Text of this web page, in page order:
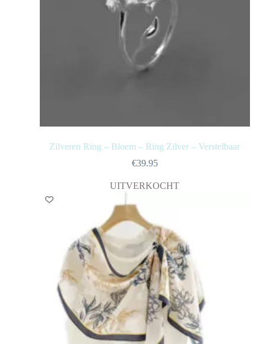
Zilveren Ring – Bloem – Ring Zilver – Verstelbaar
€39.95
UITVERKOCHT